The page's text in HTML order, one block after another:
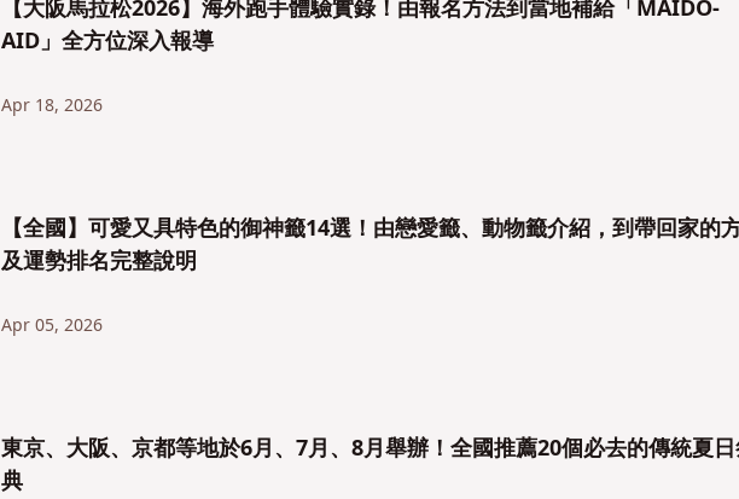
【大阪馬拉松2026】海外跑手體驗實錄！由報名方法到當地補給「MAIDO-
AID」全方位深入報導
Apr 18, 2026
【全國】可愛又具特色的御神籤14選！由戀愛籤、動物籤介紹，到帶回家的
及運勢排名完整說明
Apr 05, 2026
東京、大阪、京都等地於6月、7月、8月舉辦！全國推薦20個必去的傳統夏
典